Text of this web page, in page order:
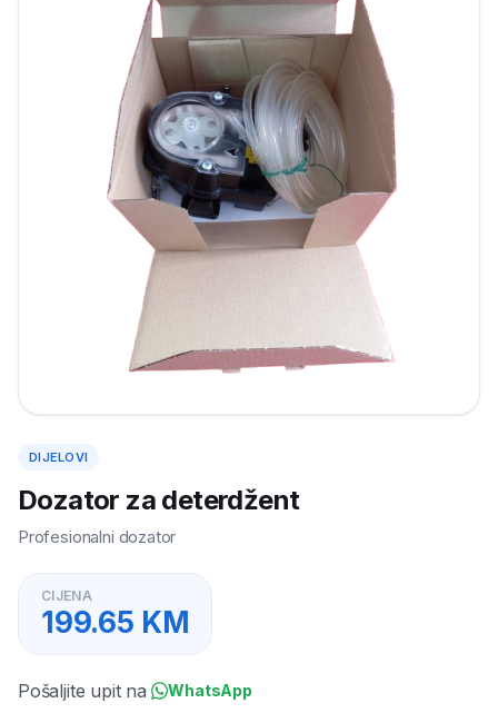
DIJELOVI
Dozator za deterdžent
Profesionalni dozator
CIJENA
199.65 KM
Pošaljite upit na WhatsApp